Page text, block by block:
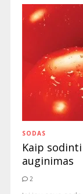
SODAS
Kaip
auginimas
2